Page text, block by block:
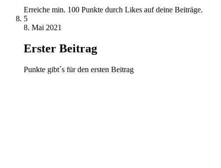
Erreiche min. 100 Punkte durch Likes auf deine Beiträge.
5
8. Mai 2021
Erster Beitrag
Punkte gibt´s für den ersten Beitrag